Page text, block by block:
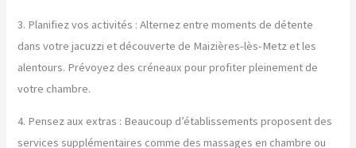
3. Planifiez vos activités : Alternez entre moments de détente
dans votre jacuzzi et découverte de Maizières-lès-Metz et les
alentours. Prévoyez des créneaux pour profiter pleinement de
votre chambre.
4. Pensez aux extras : Beaucoup d’établissements proposent des
services supplémentaires comme des massages en chambre ou